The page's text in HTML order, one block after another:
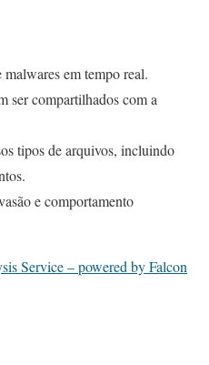
em tempo real.
ser compartilhados com a
tipos de arquivos, incluindo
e comportamento
Service – powered by Falcon